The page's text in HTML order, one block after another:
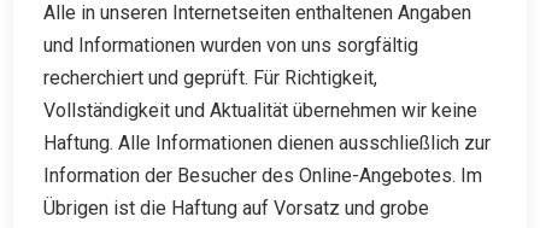
Alle in unseren Internetseiten enthaltenen Angaben
und Informationen wurden von uns sorgfältig
recherchiert und geprüft. Für Richtigkeit,
Vollständigkeit und Aktualität übernehmen wir keine
Haftung. Alle Informationen dienen ausschließlich zur
Information der Besucher des Online-Angebotes. Im
Übrigen ist die Haftung auf Vorsatz und grobe